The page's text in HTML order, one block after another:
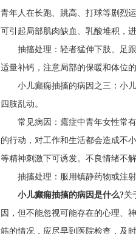
青年人在长跑、跳高、打球等剧烈
可引起局部肌肉缺血、乳酸堆积，
抽搐处理：轻者猛伸下肢、足
适量补钙，注意局部的保暖和体位
小儿癫痫抽搐的病因之三：小
四肢乱动。
常见病因：癔症中青年女性常
的行动，对工作和生活都会造成不
等精神刺激下可诱发。不良情绪不
抽搐处理：服用镇静药物或注
小儿癫痫抽搐的病因是什么?关
因，但不能忽视可能存在的心理、
筋的情况，应尽早到医院检查，及